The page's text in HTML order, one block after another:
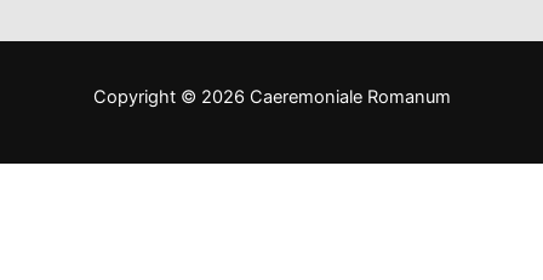
Copyright © 2026 Caeremoniale Romanum